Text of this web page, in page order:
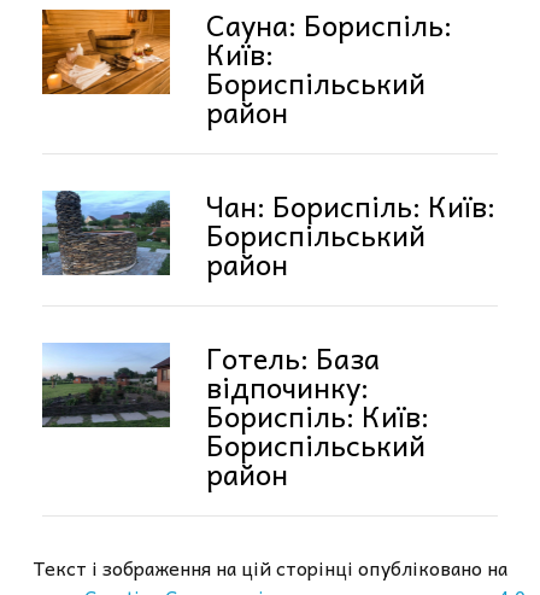
Сауна: Бориспіль:
Київ:
Бориспільський
район
Чан: Бориспіль: Київ:
Бориспільський
район
Готель: База
відпочинку:
Бориспіль: Київ:
Бориспільський
район
Текст і зображення на цій сторінці опубліковано на